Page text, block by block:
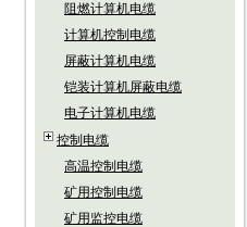
阻燃计算机电缆
计算机控制电缆
屏蔽计算机电缆
铠装计算机屏蔽电缆
电子计算机电缆
控制电缆
高温控制电缆
矿用控制电缆
矿用监控电缆